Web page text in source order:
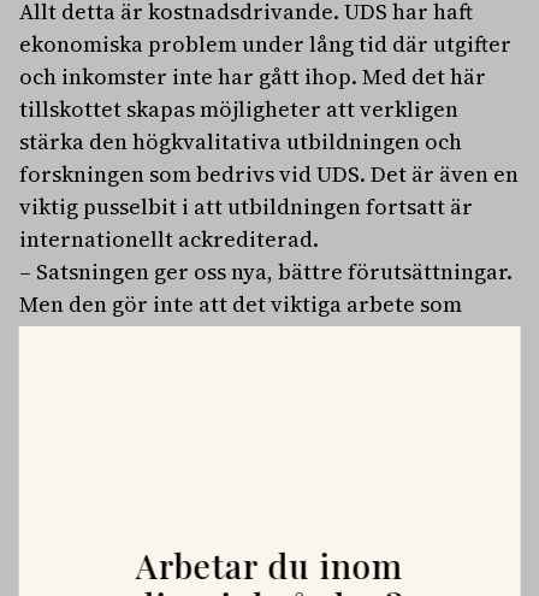
Allt detta är kostnadsdrivande. UDS har haft
ekonomiska problem under lång tid där utgifter
och inkomster inte har gått ihop. Med det här
tillskottet skapas möjligheter att verkligen
stärka den högkvalitativa utbildningen och
forskningen som bedrivs vid UDS. Det är även en
viktig pusselbit i att utbildningen fortsatt är
internationellt ackrediterad.
– Satsningen ger oss nya, bättre förutsättningar.
Men den gör inte att det viktiga arbete som
Vi söker två specialistveterinärer!
Vi befinner oss i en mycket spännande fas. Rembackens
Arbetar du inom